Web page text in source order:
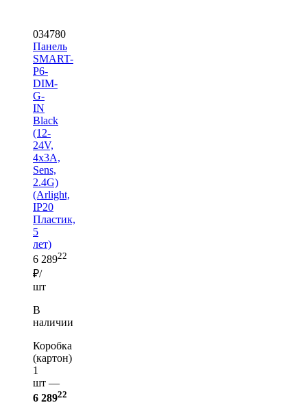
034780
Панель
SMART-
P6-
DIM-
G-
IN
Black
(12-
24V,
4x3A,
Sens,
2.4G)
(Arlight,
IP20
Пластик,
5
лет)
6 28922
₽/
шт
В
наличии
Коробка
(картон)
1
шт —
6 28922